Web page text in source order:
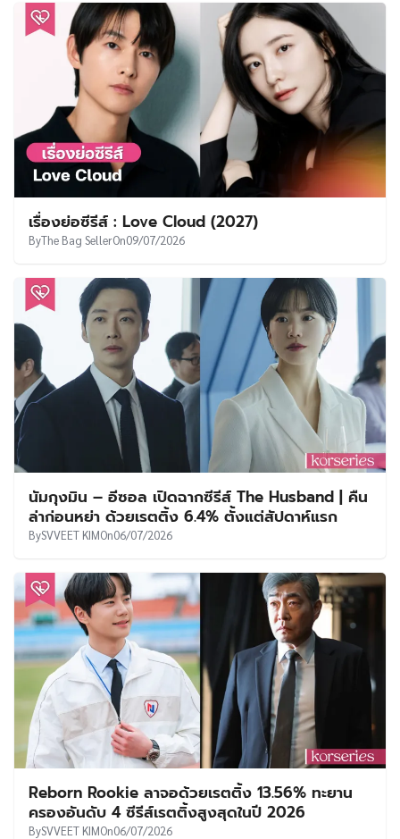
เรื่องย่อซีรีส์ : Love Cloud (2027)
ByThe Bag SellerOn09/07/2026
นัมกุงมิน – อีซอล เปิดฉากซีรีส์ The Husband | คืน
ล่าก่อนหย่า ด้วยเรตติ้ง 6.4% ตั้งแต่สัปดาห์แรก
BySVVEET KIMOn06/07/2026
Reborn Rookie ลาจอด้วยเรตติ้ง 13.56% ทะยาน
ครองอันดับ 4 ซีรีส์เรตติ้งสูงสุดในปี 2026
BySVVEET KIMOn06/07/2026